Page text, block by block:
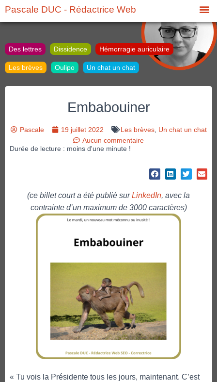
Pascale DUC - Rédactrice Web
Des lettres Dissidence Hémorragie auriculaire
Les brèves Oulipo Un chat un chat
Embabouiner
Pascale 19 juillet 2022 Les brèves, Un chat un chat
Aucun commentaire
Durée de lecture : moins d'une minute !
(ce billet court a été publié surLinkedIn, avec la
contrainte d’un maximum de 3000 caractères)
« Tu vois la Présidente tous les jours, maintenant. C’est